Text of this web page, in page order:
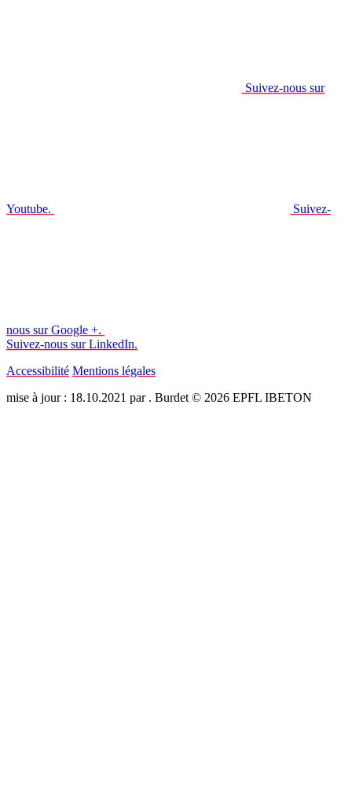
Suivez-nous sur
Youtube. Suivez-
nous sur Google +.
Suivez-nous sur LinkedIn.
Accessibilité Mentions légales
mise à jour : 18.10.2021 par . Burdet © 2026 EPFL IBETON